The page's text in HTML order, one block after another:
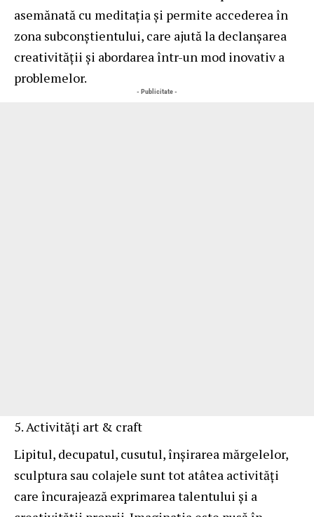
asemănată cu meditația și permite accederea în
zona subconștientului, care ajută la declanșarea
creativității și abordarea într-un mod inovativ a
problemelor.
- Publicitate -
Activități art & craft
Lipitul, decupatul, cusutul, înșirarea mărgelelor,
sculptura sau colajele sunt tot atâtea activități
care încurajează exprimarea talentului și a